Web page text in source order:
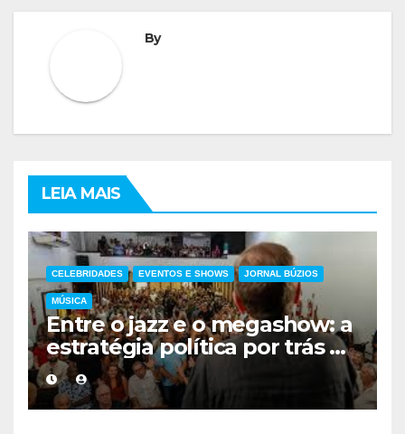
By
LEIA MAIS
CELEBRIDADES EVENTOS E SHOWS JORNAL BÚZIOS
MÚSICA
Entre o jazz e o megashow: a
estratégia política por trás da
agenda de Eduardo Paes no
interior do Rio